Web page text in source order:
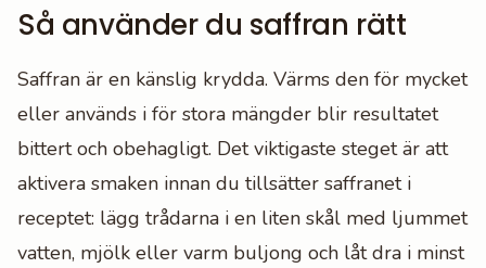
Så använder du saffran rätt
Saffran är en känslig krydda. Värms den för mycket
eller används i för stora mängder blir resultatet
bittert och obehagligt. Det viktigaste steget är att
aktivera smaken innan du tillsätter saffranet i
receptet: lägg trådarna i en liten skål med ljummet
vatten, mjölk eller varm buljong och låt dra i minst